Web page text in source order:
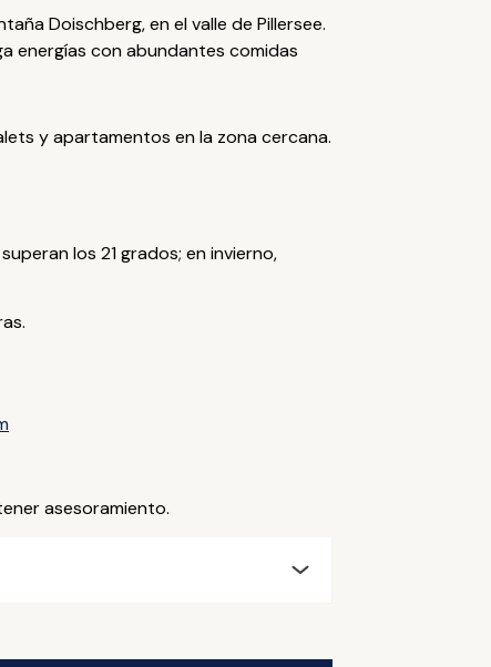
Doischberg, en el valle de Pillersee.
energías con abundantes comidas
y apartamentos en la zona cercana.
los 21 grados; en invierno,
asesoramiento.